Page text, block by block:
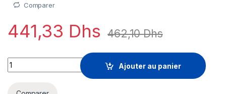
Comparer
441,33 Dhs 462,10Dhs
Absolute Visibility - licence d'abonnement (2 ans) - 1 licence
Ajouter au panier